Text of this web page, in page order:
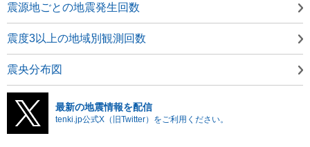
震源地ごとの地震発生回数
震度3以上の地域別観測回数
震央分布図
最新の地震情報を配信
tenki.jp公式X（旧Twitter）をご利用ください。